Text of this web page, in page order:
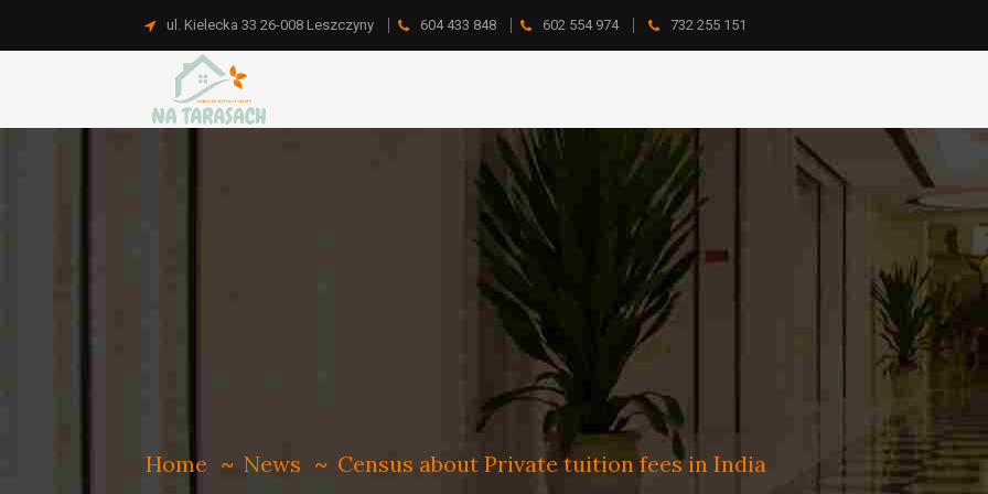
ul. Kielecka 33 26-008 Leszczyny 604 433 848 602 554 974 732 255 151
Home News Census about Private tuition fees in India